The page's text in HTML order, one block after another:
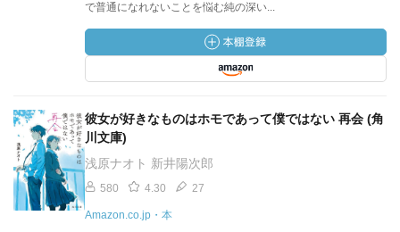
で普通になれないことを悩む純の深い...
彼女が好きなものはホモであって僕ではない 再会 (角
川文庫)
浅原ナオト 新井陽次郎
580 4.30 27
Amazon.co.jp・本